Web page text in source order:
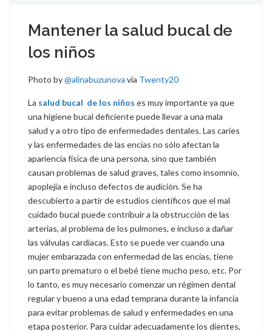
Mantener la salud bucal de
los niños
Photo by@alinabuzunova via Twenty20
La salud bucal de los niños es muy importante ya que
una higiene bucal deficiente puede llevar a una mala
salud y a otro tipo de enfermedades dentales. Las caries
y las enfermedades de las encías no sólo afectan la
apariencia física de una persona, sino que también
causan problemas de salud graves, tales como insomnio,
apoplejía e incluso defectos de audición. Se ha
descubierto a partir de estudios científicos que el mal
cuidado bucal puede contribuir a la obstrucción de las
arterias, al problema de los pulmones, e incluso a dañar
las válvulas cardíacas. Esto se puede ver cuando una
mujer embarazada con enfermedad de las encías, tiene
un parto prematuro o el bebé tiene mucho peso, etc. Por
lo tanto, es muy necesario comenzar un régimen dental
regular y bueno a una edad temprana durante la infancia
para evitar problemas de salud y enfermedades en una
etapa posterior. Para cuidar adecuadamente los dientes,